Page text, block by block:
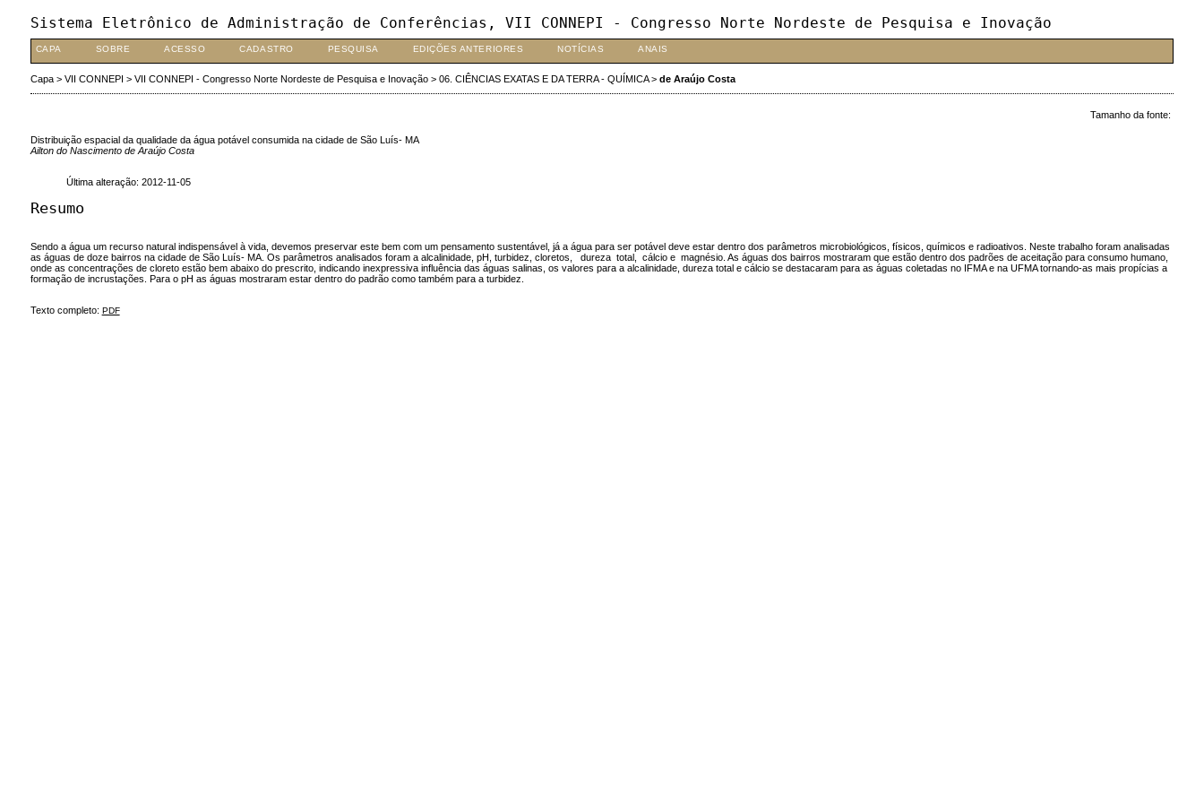
Sistema Eletrônico de Administração de Conferências, VII CONNEPI - Congresso Norte Nordeste de Pesquisa e Inovação
CAPA SOBRE ACESSO CADASTRO PESQUISA EDIÇÕES ANTERIORES NOTÍCIAS ANAIS
Capa> VII CONNEPI > VII CONNEPI - Congresso Norte Nordeste de Pesquisa e Inovação> 06. CIÊNCIAS EXATAS E DA TERRA - QUÍMICA> de Araújo Costa
Tamanho da fonte:
Distribuição espacial da qualidade da água potável consumida na cidade de São Luís- MA
Ailton do Nascimento de Araújo Costa
Última alteração: 2012-11-05
Resumo
Sendo a água um recurso natural indispensável à vida, devemos preservar este bem com um pensamento sustentável, já a água para ser potável deve estar dentro dos parâmetros microbiológicos, físicos, químicos e radioativos. Neste trabalho foram analisadas
as águas de doze bairros na cidade de São Luís- MA. Os parâmetros analisados foram a alcalinidade, pH, turbidez, cloretos, dureza total, cálcio e magnésio. As águas dos bairros mostraram que estão dentro dos padrões de aceitação para consumo humano,
onde as concentrações de cloreto estão bem abaixo do prescrito, indicando inexpressiva influência das águas salinas, os valores para a alcalinidade, dureza total e cálcio se destacaram para as águas coletadas no IFMA e na UFMA tornando-as mais propícias a
formação de incrustações. Para o pH as águas mostraram estar dentro do padrão como também para a turbidez.
Texto completo: PDF